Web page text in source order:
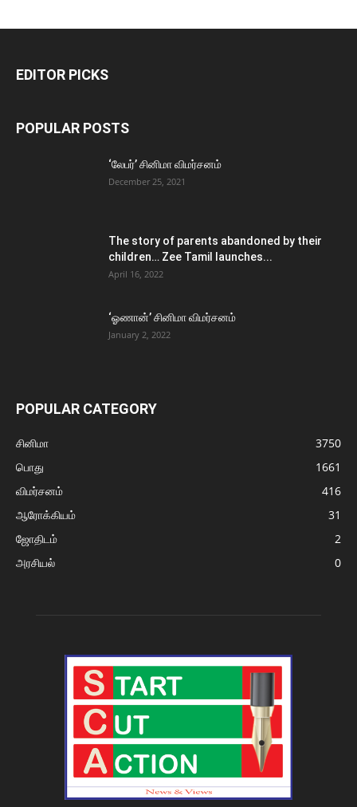
EDITOR PICKS
POPULAR POSTS
‘லேபர்’ சினிமா விமர்சனம்
December 25, 2021
The story of parents abandoned by their
children… Zee Tamil launches...
April 16, 2022
‘ஓணான்’ சினிமா விமர்சனம்
January 2, 2022
POPULAR CATEGORY
சினிமா
3750
பொது
1661
விமர்சனம்
416
ஆரோக்கியம்
31
ஜோதிடம்
2
அரசியல்
0